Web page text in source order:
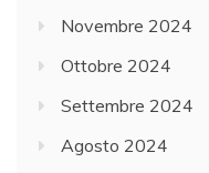
Novembre 2024
Ottobre 2024
Settembre 2024
Agosto 2024